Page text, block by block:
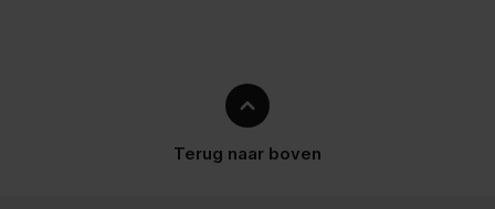
Terug naar boven